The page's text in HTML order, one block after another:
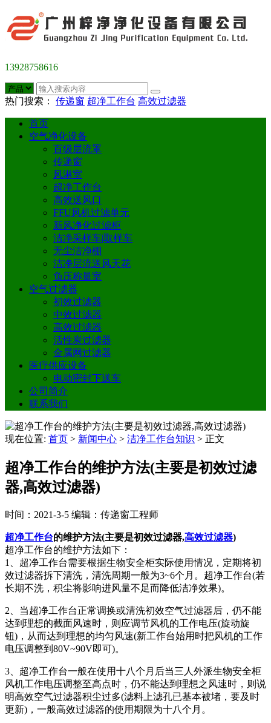
13928758616
热门搜索： 传递窗 超净工作台 高效过滤器
首页
空气净化设备
百级层流罩
传递窗
风淋室
超净工作台
高效送风口
FFU风机过滤单元
新风净化过滤柜
洁净采样车|取样车
无尘洁净棚
洁净层流送风天花
负压称量室
空气过滤器
初效过滤器
中效过滤器
高效过滤器
活性炭过滤器
金属网过滤器
医疗供应设备
电动密封下送车
公司简介
联系我们
现在位置: 首页 > 新闻中心 > 洁净工作台知识 > 正文
超净工作台的维护方法(主要是初效过滤
器,高效过滤器)
时间：2021-3-5 编辑：传递窗工程师
超净工作台的维护方法(主要是初效过滤器,高效过滤器)
超净工作台的维护方法如下：
1、超净工作台需要根据生物安全柜实际使用情况，定期将初
效过滤器拆下清洗，清洗周期一般为3~6个月。超净工作台(若
长期不洗，积尘将影响进风量不足而降低洁净效果)。
2、当超净工作台正常调换或清洗初效空气过滤器后，仍不能
达到理想的截面风速时，则应调节风机的工作电压(旋动旋
钮)，从而达到理想的均匀风速(新工作台始用时把风机的工作
电压调整到80V~90V即可)。
3、超净工作台一般在使用十八个月后当三人外派生物安全柜
风机工作电压调整至高点时，仍不能达到理想之风速时，则说
明高效空气过滤器积尘过多(滤料上滤孔已基本被堵，要及时
更新)，一般高效过滤器的使用期限为十八个月。